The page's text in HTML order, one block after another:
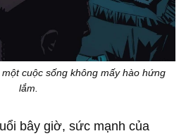
cuộc sống không mấy hào hứng
lắm.
bây giờ, sức mạnh của